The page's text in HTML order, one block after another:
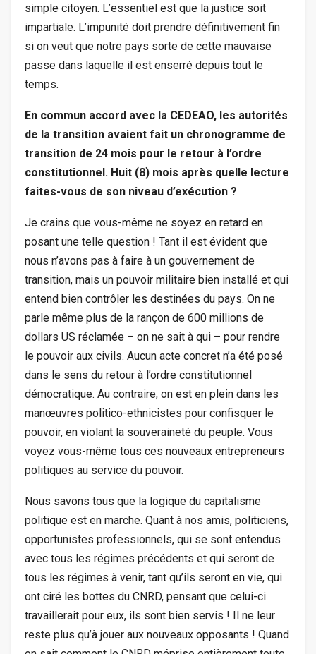
simple citoyen. L’essentiel est que la justice soit
impartiale. L’impunité doit prendre définitivement fin
si on veut que notre pays sorte de cette mauvaise
passe dans laquelle il est enserré depuis tout le
temps.
En commun accord avec la CEDEAO, les autorités
de la transition avaient fait un chronogramme de
transition de 24 mois pour le retour à l’ordre
constitutionnel. Huit (8) mois après quelle lecture
faites-vous de son niveau d’exécution ?
Je crains que vous-même ne soyez en retard en
posant une telle question ! Tant il est évident que
nous n’avons pas à faire à un gouvernement de
transition, mais un pouvoir militaire bien installé et qui
entend bien contrôler les destinées du pays. On ne
parle même plus de la rançon de 600 millions de
dollars US réclamée – on ne sait à qui – pour rendre
le pouvoir aux civils. Aucun acte concret n’a été posé
dans le sens du retour à l’ordre constitutionnel
démocratique. Au contraire, on est en plein dans les
manœuvres politico-ethnicistes pour confisquer le
pouvoir, en violant la souveraineté du peuple. Vous
voyez vous-même tous ces nouveaux entrepreneurs
politiques au service du pouvoir.
Nous savons tous que la logique du capitalisme
politique est en marche. Quant à nos amis, politiciens,
opportunistes professionnels, qui se sont entendus
avec tous les régimes précédents et qui seront de
tous les régimes à venir, tant qu’ils seront en vie, qui
ont ciré les bottes du CNRD, pensant que celui-ci
travaillerait pour eux, ils sont bien servis ! Il ne leur
reste plus qu’à jouer aux nouveaux opposants ! Quand